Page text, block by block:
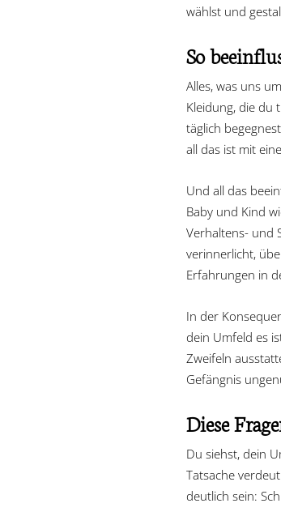
wählst und
So
Alles, was uns
Kleidung, die du
täglich
all das ist mit
Und all das
Baby und Kind
Verhaltens- und
verinnerlicht,
Erfahrungen in
In der
dein Umfeld es
Zweifeln
Gefängnis
Diese
Du siehst, dein
Tatsache
deutlich sein: